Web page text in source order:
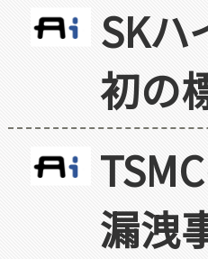
SKハ
初の
漏洩